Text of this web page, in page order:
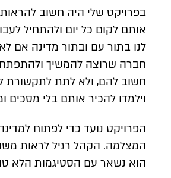
בפרויקט שלי היה חשוב
אותם לקום כל יום ולהתחיל
לנו בתור עם ובתור מדינה אם
חברה שרוצה להמשיך
חשוב להם, ולא לתת לתקשורת
וילמדו להכיר אותם בלי מסכים
הפרויקט נועד כדי לפתוח
המצלמה. הקהל רגיל לראות
הוא נשאר עם הסטיגמות הלא